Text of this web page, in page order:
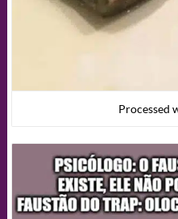
Processed